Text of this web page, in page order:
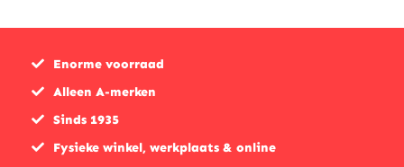
Enorme voorraad
Alleen A-merken
Sinds 1935
Fysieke winkel, werkplaats & online